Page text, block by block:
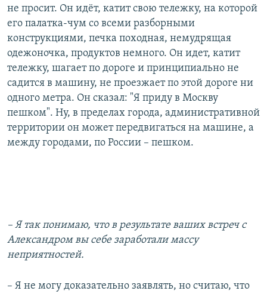
не просит. Он идёт, катит свою тележку, на которой
его палатка-чум со всеми разборными
конструкциями, печка походная, немудрящая
одежоночка, продуктов немного. Он идет, катит
тележку, шагает по дороге и принципиально не
садится в машину, не проезжает по этой дороге ни
одного метра. Он сказал: "Я приду в Москву
пешком". Ну, в пределах города, административной
территории он может передвигаться на машине, а
между городами, по России – пешком.
– Я так понимаю, что в результате ваших встреч с
Александром вы себе заработали массу
неприятностей.
– Я не могу доказательно заявлять, но считаю, что